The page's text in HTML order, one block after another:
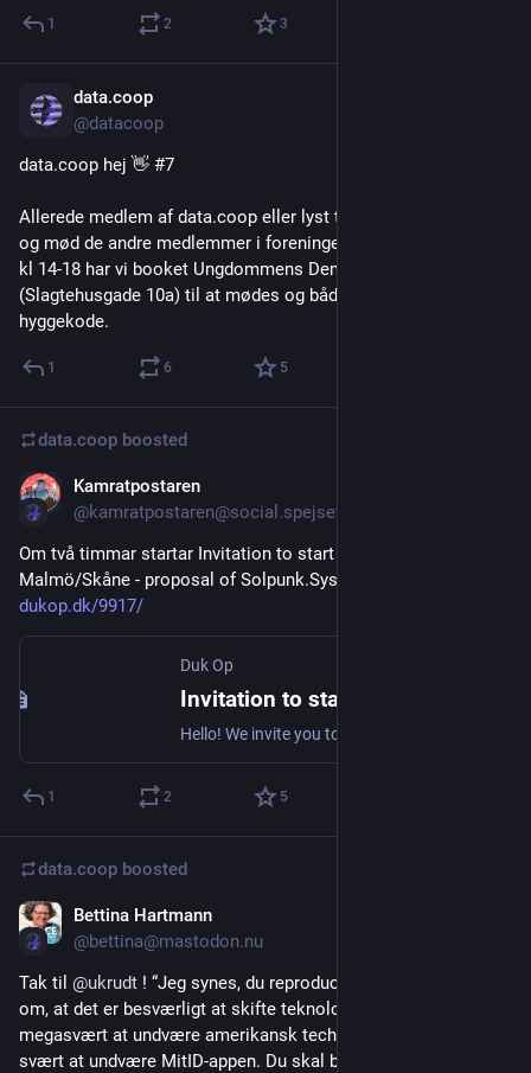
1 2 3
data.coop
@datacoop
data.coop hej 👋 #7
Allerede medlem af data.coop eller lyst til at blive det? Kom
og mød de andre medlemmer i foreningen! Lørdag d. 27. juni
kl 14-18 har vi booket Ungdommens Demokratihus
(Slagtehusgade 10a) til at mødes og både hygge og
hyggekode.
1 6 5
data.coop boosted
Kamratpostaren
@kamratpostaren@social.spejset.org
Om två timmar startar Invitation to start a Tech Coop in
Malmö/Skåne - proposal of Solpunk.Systems!
dukop.dk/9917/
Duk Op
1 2 5
data.coop boosted
Bettina Hartmann
@bettina@mastodon.nu
Tak til @ukrudt ! “Jeg synes, du reproducerer en forestilling
om, at det er besværligt at skifte teknologi. Altså at det er
megasvært at undvære amerikansk tech. Men det er ikke
svært at undvære MitID-appen. Du skal bare have en